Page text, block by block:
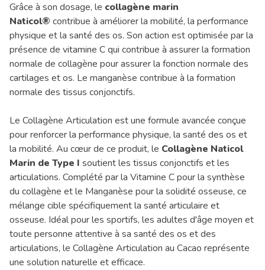
Grâce à son dosage, le collagène marin
Naticol® contribue à améliorer la mobilité, la performance
physique et la santé des os. Son action est optimisée par la
présence de vitamine C qui contribue à assurer la formation
normale de collagène pour assurer la fonction normale des
cartilages et os. Le manganèse contribue à la formation
normale des tissus conjonctifs.
Le Collagène Articulation est une formule avancée conçue
pour renforcer la performance physique, la santé des os et
la mobilité. Au cœur de ce produit, le Collagène Naticol
Marin de Type I soutient les tissus conjonctifs et les
articulations. Complété par la Vitamine C pour la synthèse
du collagène et le Manganèse pour la solidité osseuse, ce
mélange cible spécifiquement la santé articulaire et
osseuse. Idéal pour les sportifs, les adultes d'âge moyen et
toute personne attentive à sa santé des os et des
articulations, le Collagène Articulation au Cacao représente
une solution naturelle et efficace.